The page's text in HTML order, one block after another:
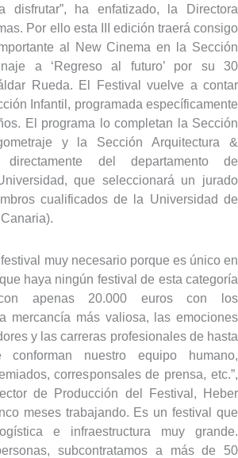
disfrutar”, ha enfatizado, la Directora
Por ello esta III edición traerá consigo
al New Cinema en la Sección
a ‘Regreso al futuro’ por su 30
Rueda. El Festival vuelve a contar
Infantil, programada específicamente
El programa lo completan la Sección
y la Sección Arquitectura &
directamente del departamento de
que seleccionará un jurado
cualificados de la Universidad de
muy necesario porque es único en
haya ningún festival de esta categoría
apenas 20.000 euros con los
mercancía más valiosa, las emociones
y las carreras profesionales de hasta
nuestro equipo humano,
corresponsales de prensa, etc.”,
de Producción del Festival, Heber
meses trabajando. Es un festival que
e infraestructura muy grande.
subcontratamos a más de 50